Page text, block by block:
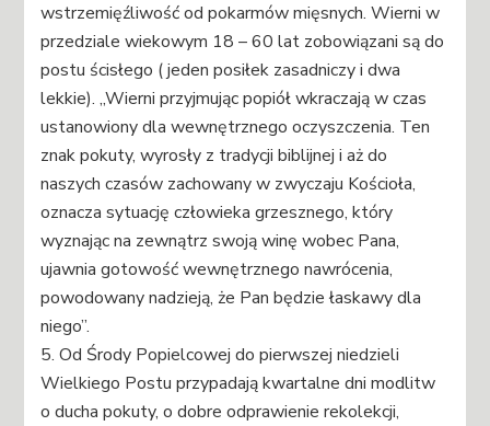
wstrzemięźliwość od pokarmów mięsnych. Wierni w
przedziale wiekowym 18 – 60 lat zobowiązani są do
postu ścisłego ( jeden posiłek zasadniczy i dwa
lekkie). „Wierni przyjmując popiół wkraczają w czas
ustanowiony dla wewnętrznego oczyszczenia. Ten
znak pokuty, wyrosły z tradycji biblijnej i aż do
naszych czasów zachowany w zwyczaju Kościoła,
oznacza sytuację człowieka grzesznego, który
wyznając na zewnątrz swoją winę wobec Pana,
ujawnia gotowość wewnętrznego nawrócenia,
powodowany nadzieją, że Pan będzie łaskawy dla
niego”.
5. Od Środy Popielcowej do pierwszej niedzieli
Wielkiego Postu przypadają kwartalne dni modlitw
o ducha pokuty, o dobre odprawienie rekolekcji,